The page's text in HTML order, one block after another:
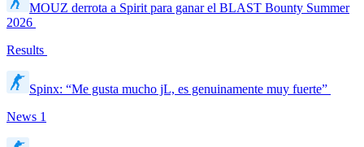
MOUZ derrota a Spirit para ganar el BLAST Bounty Summer
2026
Results
Spinx: “Me gusta mucho jL, es genuinamente muy fuerte”
News 1